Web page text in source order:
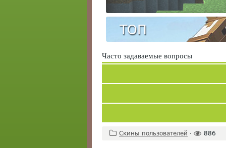
ТОП
Часто задаваемые вопросы
Скины пользователей · 886